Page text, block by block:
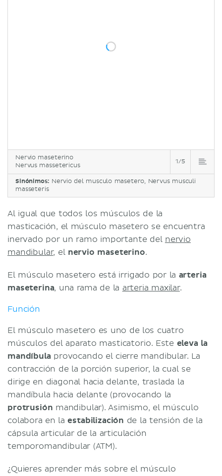
Nervio maseterino
Nervus massetericus
1/5
Sinónimos: Nervio del musculo masetero, Nervus musculi
masseteris
Al igual que todos los músculos de la
masticación, el músculo masetero se encuentra
inervado por un ramo importante del nervio
mandibular, el nervio maseterino.
El músculo masetero está irrigado por la arteria
maseterina, una rama de la arteria maxilar.
Función
El músculo masetero es uno de los cuatro
músculos del aparato masticatorio. Este eleva la
mandíbula provocando el cierre mandibular. La
contracción de la porción superior, la cual se
dirige en diagonal hacia delante, traslada la
mandíbula hacia delante (provocando la
protrusión mandibular). Asimismo, el músculo
colabora en laestabilización de la tensión de la
cápsula articular de la articulación
temporomandibular (ATM).
¿Quieres aprender más sobre el músculo